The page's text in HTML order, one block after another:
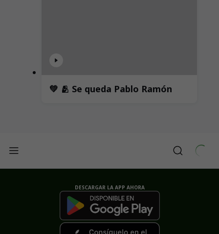
💚 🫂 Se queda Pablo Ramón
DESCARGAR LA APP AHORA